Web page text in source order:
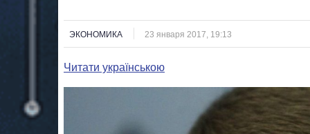
ЭКОНОМИКА 23 января 2017, 19:13
Читати українською